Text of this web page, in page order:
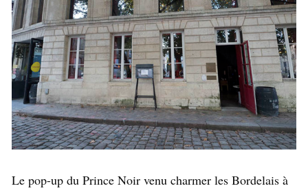
Le pop-up du Prince Noir venu charmer les Bordelais à